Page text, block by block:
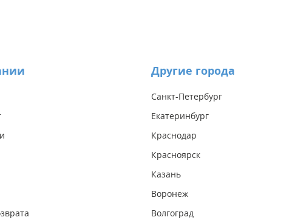
Другие города
Санкт-Петербург
Екатеринбург
Краснодар
Красноярск
Казань
Воронеж
Волгоград